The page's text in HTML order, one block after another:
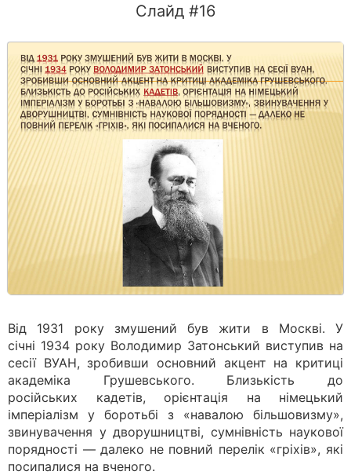
Слайд #16
Від 1931 року змушений був жити в Москві. У
січні 1934 року Володимир Затонський виступив на
сесії ВУАН, зробивши основний акцент на критиці
академіка Грушевського. Близькість до
російських кадетів, орієнтація на німецький
імперіалізм у боротьбі з «навалою більшовизму»,
звинувачення у дворушництві, сумнівність наукової
порядності — далеко не повний перелік «гріхів», які
посипалися на вченого.